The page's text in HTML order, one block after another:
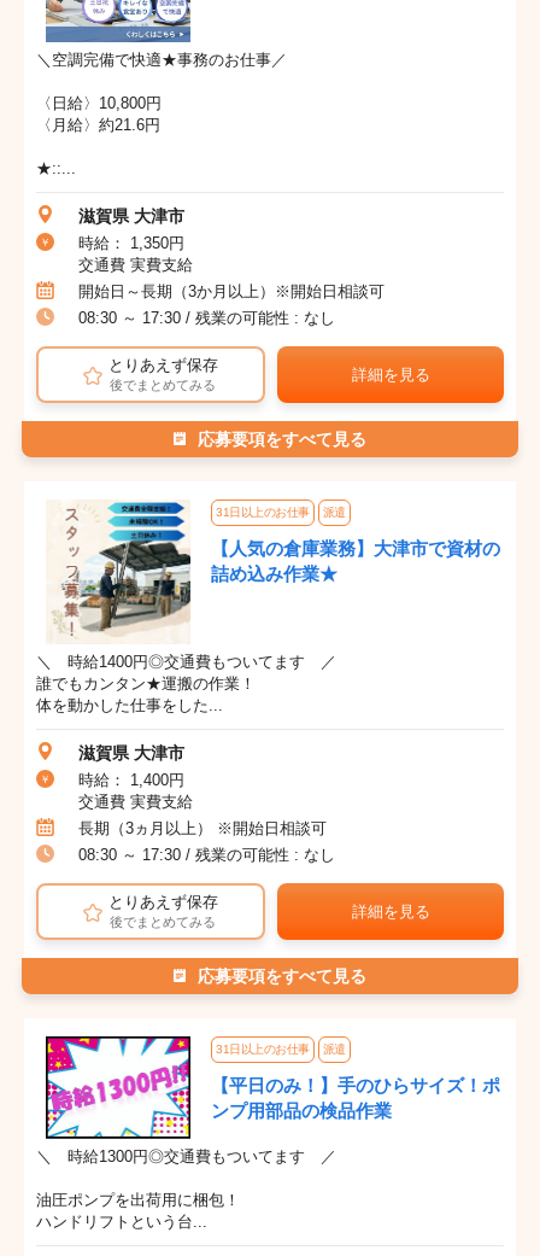
＼空調完備で快適★事務のお仕事／
〈日給〉10,800円
〈月給〉約21.6円
★::...
滋賀県 大津市
時給： 1,350円
交通費 実費支給
開始日～長期（3か月以上）※開始日相談可
08:30 ～ 17:30 / 残業の可能性 : なし
とりあえず保存
後でまとめてみる
詳細を見る
応募要項をすべて見る
31日以上のお仕事 派遣
【人気の倉庫業務】大津市で資材の
詰め込み作業★
＼ 時給1400円◎交通費もついてます ／
誰でもカンタン★運搬の作業！
体を動かした仕事をした...
滋賀県 大津市
時給： 1,400円
交通費 実費支給
長期（3ヵ月以上） ※開始日相談可
08:30 ～ 17:30 / 残業の可能性 : なし
とりあえず保存
後でまとめてみる
詳細を見る
応募要項をすべて見る
31日以上のお仕事 派遣
【平日のみ！】手のひらサイズ！ポ
ンプ用部品の検品作業
＼ 時給1300円◎交通費もついてます ／
油圧ポンプを出荷用に梱包！
ハンドリフトという台...